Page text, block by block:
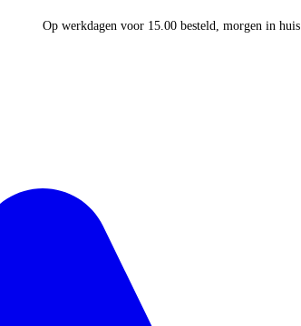
Op werkdagen voor 15.00 besteld, morgen in huis